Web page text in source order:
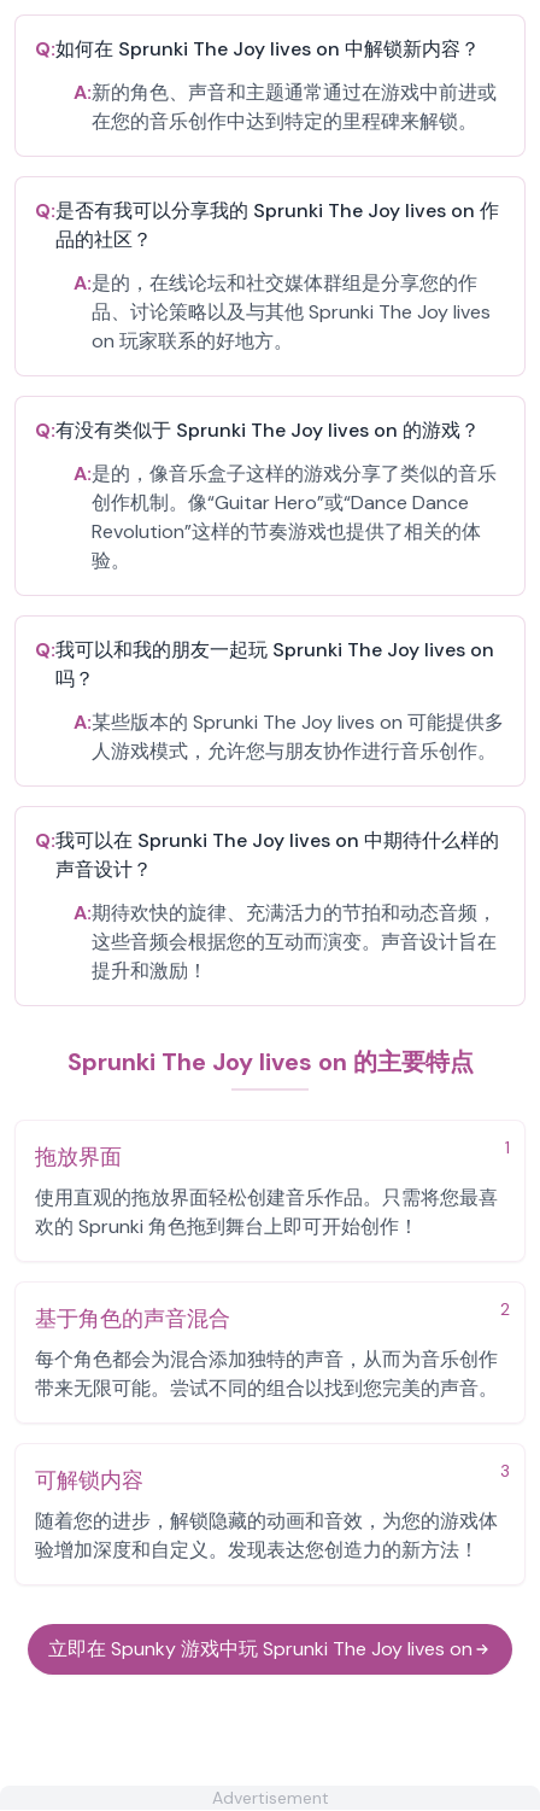
Q:如何在 Sprunki The Joy lives on 中解锁新内容？
A:新的角色、声音和主题通常通过在游戏中前进或
在您的音乐创作中达到特定的里程碑来解锁。
Q:是否有我可以分享我的 Sprunki The Joy lives on 作
品的社区？
A:是的，在线论坛和社交媒体群组是分享您的作
品、讨论策略以及与其他 Sprunki The Joy lives
on 玩家联系的好地方。
Q:有没有类似于 Sprunki The Joy lives on 的游戏？
A:是的，像音乐盒子这样的游戏分享了类似的音乐
创作机制。像“Guitar Hero”或“Dance Dance
Revolution”这样的节奏游戏也提供了相关的体
验。
Q:我可以和我的朋友一起玩 Sprunki The Joy lives on
吗？
A:某些版本的 Sprunki The Joy lives on 可能提供多
人游戏模式，允许您与朋友协作进行音乐创作。
Q:我可以在 Sprunki The Joy lives on 中期待什么样的
声音设计？
A:期待欢快的旋律、充满活力的节拍和动态音频，
这些音频会根据您的互动而演变。声音设计旨在
提升和激励！
Sprunki The Joy lives on 的主要特点
1
拖放界面
使用直观的拖放界面轻松创建音乐作品。只需将您最喜
欢的 Sprunki 角色拖到舞台上即可开始创作！
2
基于角色的声音混合
每个角色都会为混合添加独特的声音，从而为音乐创作
带来无限可能。尝试不同的组合以找到您完美的声音。
3
可解锁内容
随着您的进步，解锁隐藏的动画和音效，为您的游戏体
验增加深度和自定义。发现表达您创造力的新方法！
立即在 Spunky 游戏中玩 Sprunki The Joy lives on
Advertisement